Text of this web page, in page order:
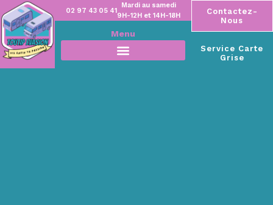
02 97 43 05 41
Mardi au samedi
9H-12H et 14H-18H
Menu
Contactez-
Nous
Service Carte
Grise